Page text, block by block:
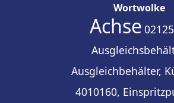
Wortwolke
Achse
Ausgleichbehälter,
4010160,